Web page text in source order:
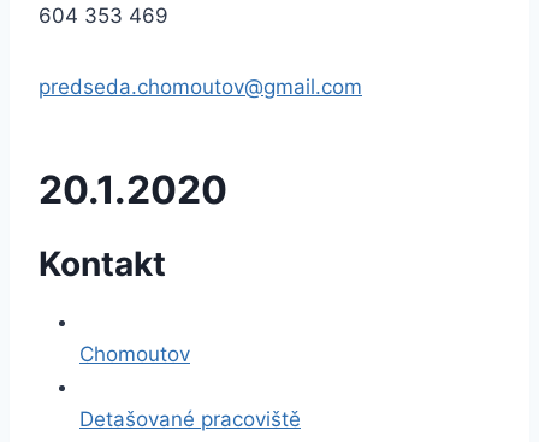
604 353 469
predseda.chomoutov@gmail.com
20.1.2020
Kontakt
Chomoutov
Detašované pracoviště